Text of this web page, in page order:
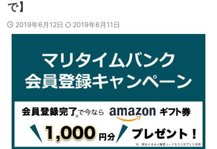
で】
2019年6月12日 2019年6月11日